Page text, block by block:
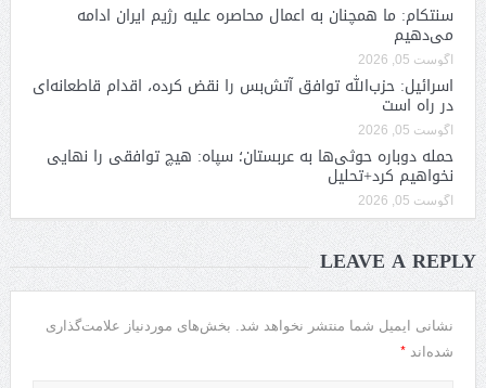
سنتکام: ما همچنان به اعمال محاصره علیه رژیم ایران ادامه
می‌دهیم
آگوست 05, 2026
اسرائیل: حزب‌الله توافق آتش‌بس را نقض کرده، اقدام قاطعانه‌ای
در راه است
آگوست 05, 2026
حمله دوباره حوثی‌ها به عربستان؛ سپاه: هیچ توافقی را نهایی
نخواهیم کرد+تحلیل
آگوست 05, 2026
LEAVE A REPLY
نشانی ایمیل شما منتشر نخواهد شد. بخش‌های موردنیاز علامت‌گذاری
شده‌اند *